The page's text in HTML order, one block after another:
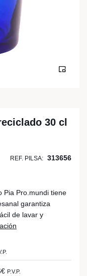
30 cl
REF. PILSA: 313656
Pia Pro.mundi tiene
garantiza
de lavar y
P.V.P.